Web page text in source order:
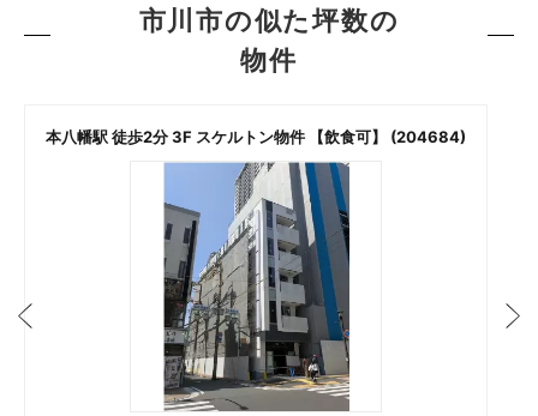
市川市の似た坪数の
物件
本八幡駅 徒歩2分 3F スケルトン物件 【飲食可】 (204684)